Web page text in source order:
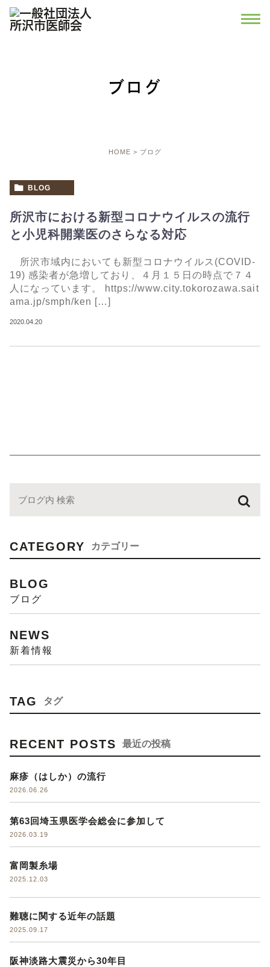
ブログ
HOME ブログ
BLOG
所沢市における新型コロナウイルスの流行
と小児科開業医のさらなる対応
所沢市域内においても新型コロナウイルス(COVID-
19) 感染者が急増しており、４月１５日の時点で７４
人になっています。 https://www.city.tokorozawa.sait
ama.jp/smph/ken […]
2020.04.20
CATEGORY カテゴリー
BLOG
ブログ
NEWS
新着情報
TAG タグ
RECENT POSTS 最近の投稿
麻疹（はしか）の流行
2026.06.26
第63回埼玉県医学会総会に参加して
2026.03.19
富岡製糸場
2025.12.03
難聴に関する近年の話題
2025.09.17
阪神淡路大震災から30年目